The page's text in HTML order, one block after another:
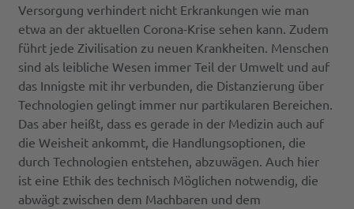
Versorgung verhindert nicht Erkrankungen wie man
etwa an der aktuellen Corona-Krise sehen kann. Zudem
führt jede Zivilisation zu neuen Krankheiten. Menschen
sind als leibliche Wesen immer Teil der Umwelt und auf
das Innigste mit ihr verbunden, die Distanzierung über
Technologien gelingt immer nur partikularen Bereichen.
Das aber heißt, dass es gerade in der Medizin auch auf
die Weisheit ankommt, die Handlungsoptionen, die
durch Technologien entstehen, abzuwägen. Auch hier
ist eine Ethik des technisch Möglichen notwendig, die
abwägt zwischen dem Machbaren und dem